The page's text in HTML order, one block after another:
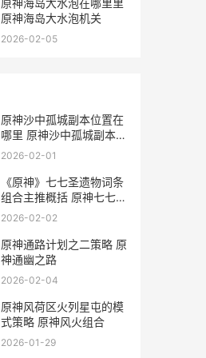
原神海岛大水泡在哪里里
原神海岛大水泡机关
2026-02-05
原神沙中孤城副本位置在
哪里 原神沙中孤城副本怎
么打
2026-02-01
《原神》七七圣遗物词条
组合主推概括 原神七七圣
遗物在哪刷
2026-02-02
原神通路计划之二策略 原
神通幽之路
2026-02-04
原神风荷区火列星屯的模
式策略 原神风火组合
2026-01-29